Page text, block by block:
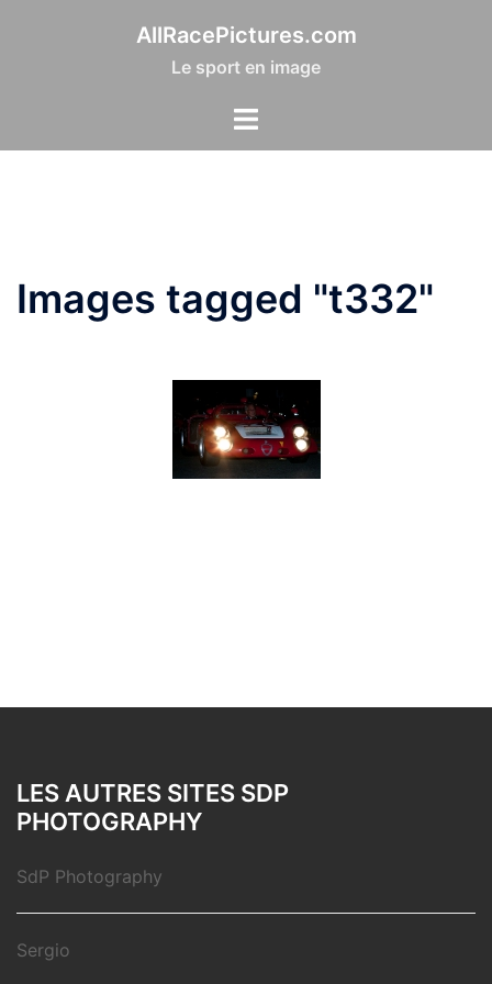
AllRacePictures.com
Le sport en image
Images tagged "t332"
LES AUTRES SITES SDP
PHOTOGRAPHY
SdP Photography
Sergio